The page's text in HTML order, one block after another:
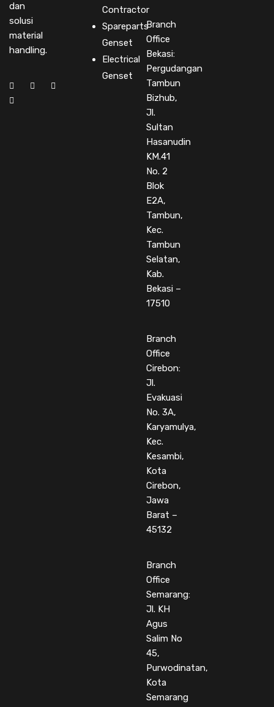
dan
solusi
material
handling.
Contractor
Spareparts
Genset
Electrical
Genset
Branch
Office
Bekasi:
Pergudangan
Tambun
Bizhub,
Jl.
Sultan
Hasanudin
KM.41
No. 2
Blok
E2A,
Tambun,
Kec.
Tambun
Selatan,
Kab.
Bekasi –
17510
Branch
Office
Cirebon:
Jl.
Evakuasi
No. 3A,
Karyamulya,
Kec.
Kesambi,
Kota
Cirebon,
Jawa
Barat –
45132
Branch
Office
Semarang:
Jl. KH
Agus
Salim No
45,
Purwodinatan,
Kota
Semarang